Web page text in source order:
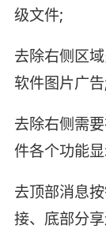
级文件;
去除右侧区
软件图片广
去除右侧需
件各个功能
去顶部消息
接、底部分